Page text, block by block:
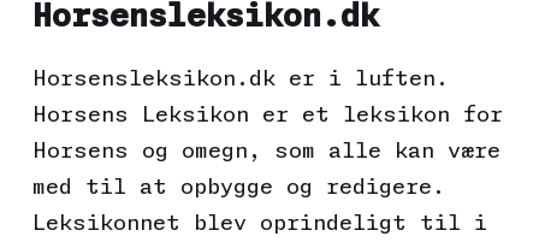
Horsensleksikon.dk
Horsensleksikon.dk er i luften.
Horsens Leksikon er et leksikon for
Horsens og omegn, som alle kan være
med til at opbygge og redigere.
Leksikonnet blev oprindeligt til i